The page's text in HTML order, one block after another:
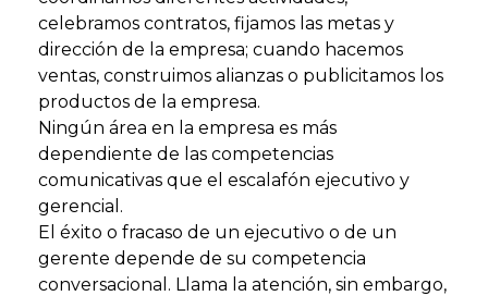
celebramos contratos, fijamos las metas y
dirección de la empresa; cuando hacemos
ventas, construimos alianzas o publicitamos los
productos de la empresa.
Ningún área en la empresa es más
dependiente de las competencias
comunicativas que el escalafón ejecutivo y
gerencial.
El éxito o fracaso de un ejecutivo o de un
gerente depende de su competencia
conversacional. Llama la atención, sin embargo,